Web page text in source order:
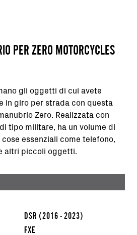
PER ZERO MOTORCYCLES
gli oggetti di cui avete
in giro per strada con questa
Zero. Realizzata con
tipo militare, ha un volume di
essenziali come telefono,
altri piccoli oggetti.
DSR (2016 - 2023)
FXE